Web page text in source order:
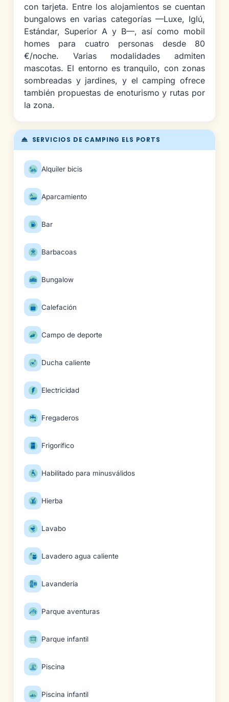
SERVICIOS DE CAMPING ELS PORTS
Alquiler bicis
Aparcamiento
Bar
Barbacoas
Bungalow
Calefación
Campo de deporte
Ducha caliente
Electricidad
Fregaderos
Frigorífico
Habilitado para minusválidos
Hierba
Lavabo
Lavadero agua caliente
Lavandería
Parque aventuras
Parque infantil
Piscina
Piscina infantil
con tarjeta. Entre los alojamientos se cuentan
bungalows en varias categorías —Luxe, Iglú,
Estándar, Superior A y B—, así como mobil
homes para cuatro personas desde 80
€/noche. Varias modalidades admiten
mascotas. El entorno es tranquilo, con zonas
sombreadas y jardines, y el camping ofrece
también propuestas de enoturismo y rutas por
la zona.